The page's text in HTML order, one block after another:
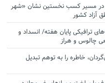
در مسیر کسب نخستین نشان «شهر
آزاد کشور
ترافیکی پایان هفته/ انسداد و
چالوس و هراز
خاطره را به توهم تبدیل